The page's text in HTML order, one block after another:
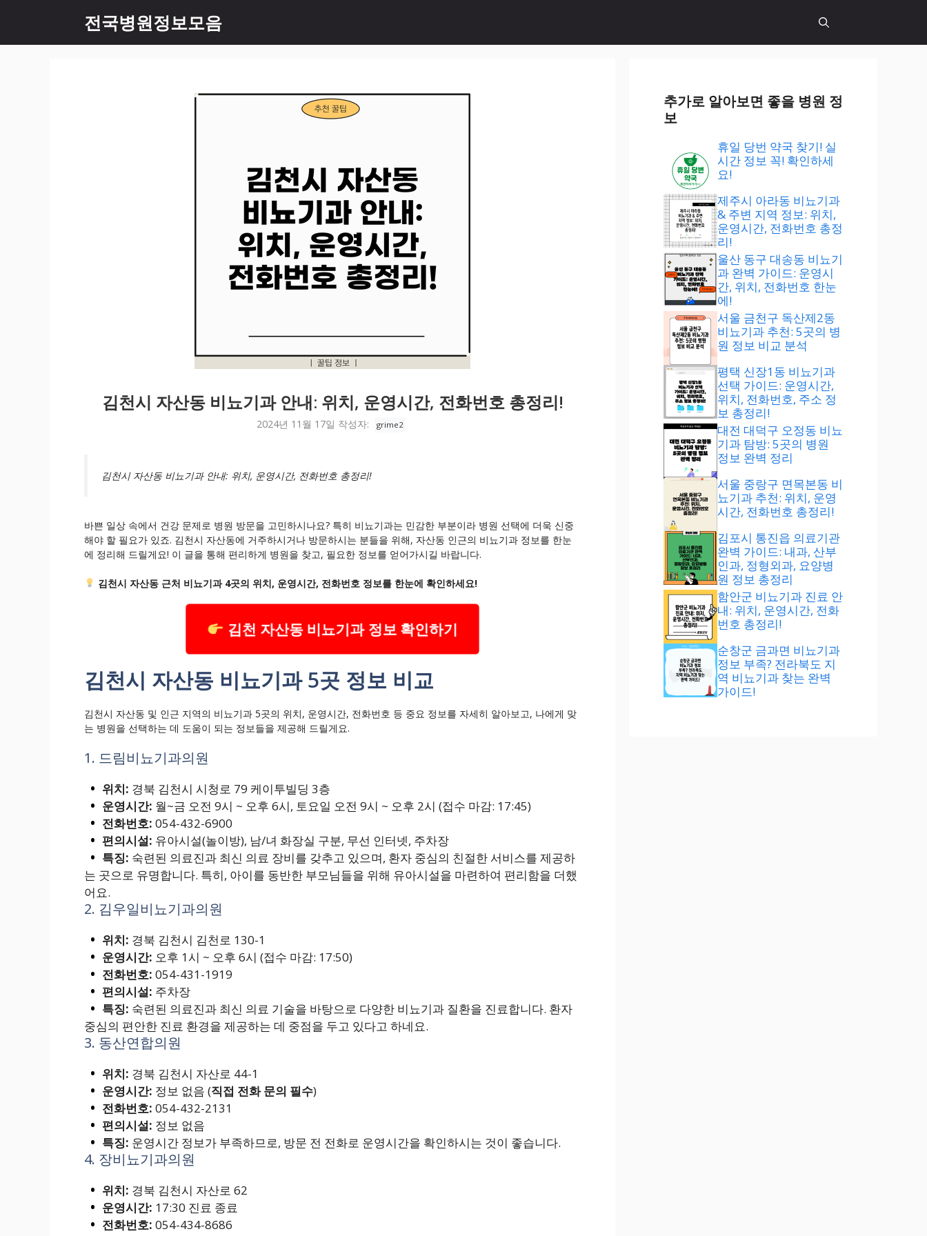
츠
전국병원정보모음
김천시 자산동 비뇨기과 안내: 위치, 운영시간, 전화번호 총정리!
2024년 11월 17일 작성자: grime2
김천시 자산동 비뇨기과 안내: 위치, 운영시간, 전화번호 총정리!
바쁜 일상 속에서 건강 문제로 병원 방문을 고민하시나요? 특히 비뇨기과는 민감한 부분이라 병원 선택에 더욱 신중
해야 할 필요가 있죠. 김천시 자산동에 거주하시거나 방문하시는 분들을 위해, 자산동 인근의 비뇨기과 정보를 한눈
에 정리해 드릴게요! 이 글을 통해 편리하게 병원을 찾고, 필요한 정보를 얻어가시길 바랍니다.
김천시 자산동 근처 비뇨기과 4곳의 위치, 운영시간, 전화번호 정보를 한눈에 확인하세요!
김천 자산동 비뇨기과 정보 확인하기
김천시 자산동 비뇨기과 5곳 정보 비교
김천시 자산동 및 인근 지역의 비뇨기과 5곳의 위치, 운영시간, 전화번호 등 중요 정보를 자세히 알아보고, 나에게 맞
는 병원을 선택하는 데 도움이 되는 정보들을 제공해 드릴게요.
1. 드림비뇨기과의원
위치: 경북 김천시 시청로 79 케이투빌딩 3층
운영시간: 월~금 오전 9시 ~ 오후 6시, 토요일 오전 9시 ~ 오후 2시 (접수 마감: 17:45)
전화번호: 054-432-6900
편의시설: 유아시설(놀이방), 남/녀 화장실 구분, 무선 인터넷, 주차장
특징: 숙련된 의료진과 최신 의료 장비를 갖추고 있으며, 환자 중심의 친절한 서비스를 제공하
는 곳으로 유명합니다. 특히, 아이를 동반한 부모님들을 위해 유아시설을 마련하여 편리함을 더했
어요.
2. 김우일비뇨기과의원
위치: 경북 김천시 김천로 130-1
운영시간: 오후 1시 ~ 오후 6시 (접수 마감: 17:50)
전화번호: 054-431-1919
편의시설: 주차장
특징: 숙련된 의료진과 최신 의료 기술을 바탕으로 다양한 비뇨기과 질환을 진료합니다. 환자
중심의 편안한 진료 환경을 제공하는 데 중점을 두고 있다고 하네요.
3. 동산연합의원
위치: 경북 김천시 자산로 44-1
운영시간: 정보 없음 (직접 전화 문의 필수)
전화번호: 054-432-2131
편의시설: 정보 없음
특징: 운영시간 정보가 부족하므로, 방문 전 전화로 운영시간을 확인하시는 것이 좋습니다.
4. 장비뇨기과의원
위치: 경북 김천시 자산로 62
운영시간: 17:30 진료 종료
전화번호: 054-434-8686
추가로 알아보면 좋을 병원 정
보
휴일 당번 약국 찾기! 실
시간 정보 꼭! 확인하세
요!
제주시 아라동 비뇨기과
& 주변 지역 정보: 위치,
운영시간, 전화번호 총정
리!
울산 동구 대송동 비뇨기
과 완벽 가이드: 운영시
간, 위치, 전화번호 한눈
에!
서울 금천구 독산제2동
비뇨기과 추천: 5곳의 병
원 정보 비교 분석
평택 신장1동 비뇨기과
선택 가이드: 운영시간,
위치, 전화번호, 주소 정
보 총정리!
대전 대덕구 오정동 비뇨
기과 탐방: 5곳의 병원
정보 완벽 정리
서울 중랑구 면목본동 비
뇨기과 추천: 위치, 운영
시간, 전화번호 총정리!
김포시 통진읍 의료기관
완벽 가이드: 내과, 산부
인과, 정형외과, 요양병
원 정보 총정리
함안군 비뇨기과 진료 안
내: 위치, 운영시간, 전화
번호 총정리!
순창군 금과면 비뇨기과
정보 부족? 전라북도 지
역 비뇨기과 찾는 완벽
가이드!